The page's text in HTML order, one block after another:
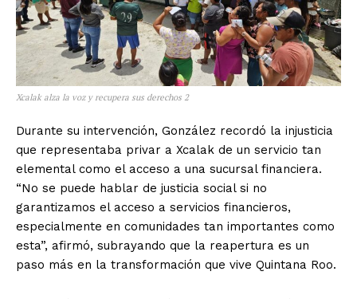
Xcalak alza la voz y recupera sus derechos 2
Durante su intervención, González recordó la injusticia
que representaba privar a Xcalak de un servicio tan
elemental como el acceso a una sucursal financiera.
“No se puede hablar de justicia social si no
garantizamos el acceso a servicios financieros,
especialmente en comunidades tan importantes como
esta”, afirmó, subrayando que la reapertura es un
paso más en la transformación que vive Quintana Roo.